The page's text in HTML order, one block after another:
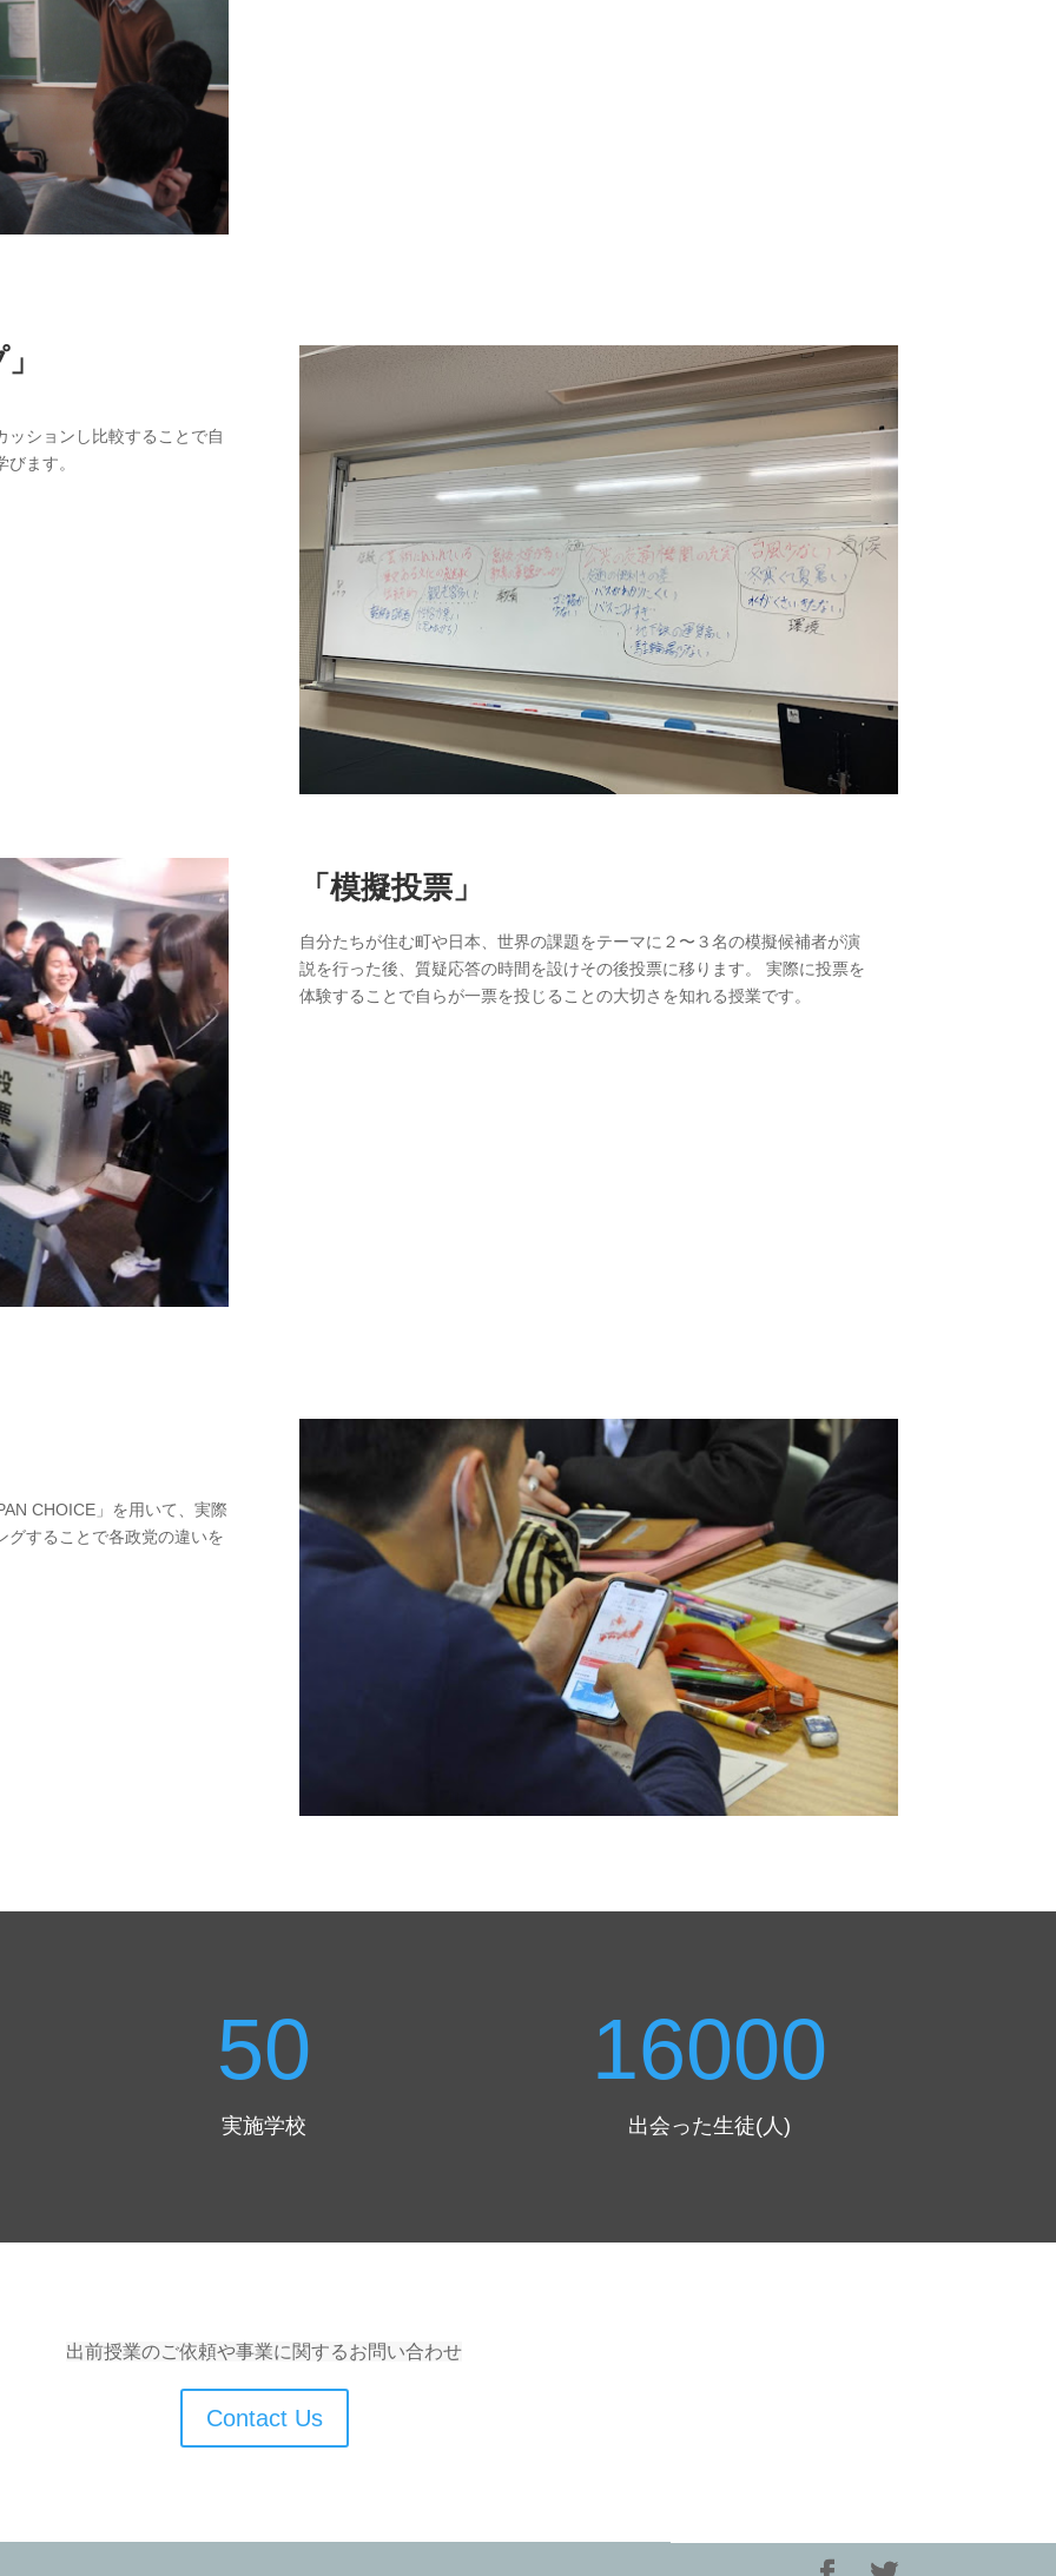
ッションし比較することで自
ます。
「模擬投票」
自分たちが住む町や日本、世界の課題をテーマに２〜３名の模擬候補者が演
説を行った後、質疑応答の時間を設けその後投票に移ります。 実際に投票を
体験することで自らが一票を投じることの大切さを知れる授業です。
CHOICE」を用いて、実際
グすることで各政党の違いを
50
実施学校
16000
出会った生徒(人)
出前授業のご依頼や事業に関するお問い合わせ
Contact Us